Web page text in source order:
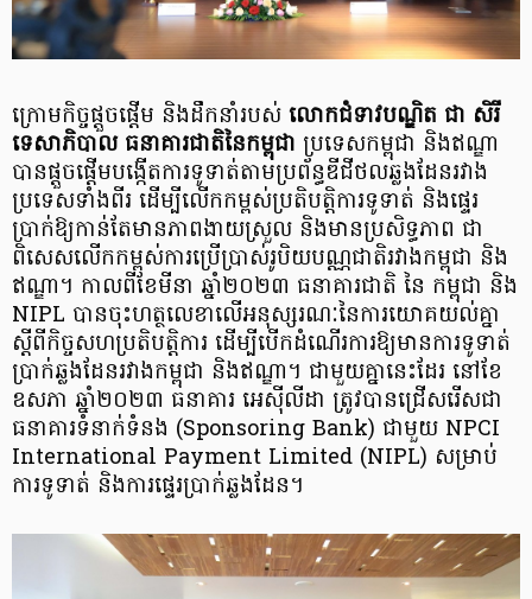
ក្រោមកិច្ចផ្តួចផ្តើម និងដឹកនាំរបស់ លោកជំទាវបណ្ឌិត ជា សិរី
ទេសាភិបាល ធនាគារជាតិនៃកម្ពុជា ប្រទេសកម្ពុជា និងឥណ្ឌា
បានផ្តួចផ្តើមបង្កើតការទូទាត់តាមប្រព័ន្ធឌីជីថលឆ្លងដែនរវាង
ប្រទេសទាំងពីរ ដើម្បីលើកកម្ពស់ប្រតិបត្តិការទូទាត់ និងផ្ទេរ
ប្រាក់ឱ្យកាន់តែមានភាពងាយស្រួល និងមានប្រសិទ្ធភាព ជា
ពិសេសលើកកម្ពស់ការប្រើប្រាស់រូបិយបណ្ណជាតិរវាងកម្ពុជា និង
ឥណ្ឌា។ កាលពីខែមីនា ឆ្នាំ២០២៣ ធនាគារជាតិ​ នៃ កម្ពុជា និង
NIPL បានចុះហត្ថលេខាលើ​អនុស្សរណៈនៃ​ការយោគយល់គ្នា
ស្តីពីកិច្ចសហប្រតិបត្តិការ ដើម្បីបើកដំណើរការឱ្យមានការទូទាត់
ប្រាក់ឆ្លងដែនរវាងកម្ពុជា និងឥណ្ឌា។ ជាមួយគ្នានេះដែរ នៅខែ
ឧសភា ឆ្នាំ២០២៣ ធនាគារ អេស៊ីលីដា ត្រូវបានជ្រើសរើសជា
ធនាគារទំនាក់ទំនង (Sponsoring Bank) ជាមួយ NPCI
International Payment Limited (NIPL) សម្រាប់
ការទូទាត់ និងការផ្ទេរប្រាក់ឆ្លងដែន។